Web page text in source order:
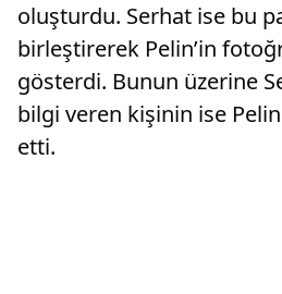
oluşturdu. Serhat ise bu
birleştirerek Pelin’in
gösterdi. Bunun üzerine
bilgi veren kişinin ise
etti.